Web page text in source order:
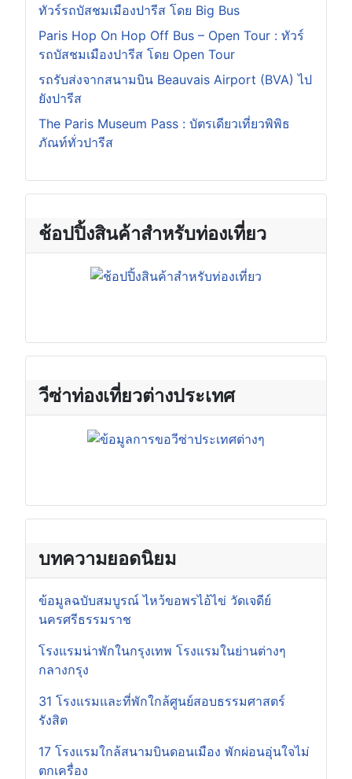
ทัวร์รถบัสชมเมืองปารีส โดย Big Bus
Paris Hop On Hop Off Bus – Open Tour : ทัวร์
รถบัสชมเมืองปารีส โดย Open Tour
รถรับส่งจากสนามบิน Beauvais Airport (BVA) ไป
ยังปารีส
The Paris Museum Pass : บัตรเดียวเที่ยวพิพิธ
ภัณท์ทั่วปารีส
ช้อปปิ้งสินค้าสำหรับท่องเที่ยว
วีซ่าท่องเที่ยวต่างประเทศ
บทความยอดนิยม
ข้อมูลฉบับสมบูรณ์ ไหว้ขอพรไอ้ไข่ วัดเจดีย์
นครศรีธรรมราช
โรงแรมน่าพักในกรุงเทพ โรงแรมในย่านต่างๆ
กลางกรุง
31 โรงแรมและที่พักใกล้ศูนย์สอบธรรมศาสตร์
รังสิต
17 โรงแรมใกล้สนามบินดอนเมือง พักผ่อนอุ่นใจไม่
ตกเครื่อง